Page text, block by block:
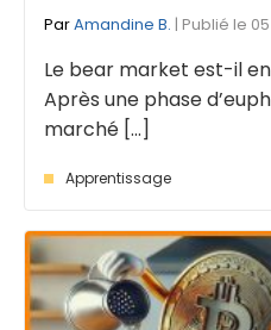
ParAmandine B. | Publié le
Le bear market est-il
Après une phase
marché [...]
Apprentissage